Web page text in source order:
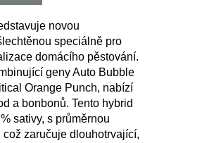
novou
speciálně pro
domácího pěstování.
geny Auto Bubble
Orange Punch, nabízí
a bonbonů. Tento hybrid
sativy, s průměrnou
zaručuje dlouhotrvající,